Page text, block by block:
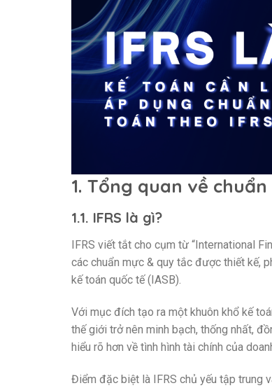
1. Tổng quan về
1.1. IFRS là gì?
IFRS viết tắt cho cụm từ “International
các chuẩn mực & quy tắc được thiết kế,
kế toán quốc tế (IASB).
Với mục đích tạo ra một khuôn khổ kế
thế giới trở nên minh bạch, thống nhất,
hiểu rõ hơn về tình hình tài chính của
Điểm đặc biệt là IFRS chủ yếu tập trung